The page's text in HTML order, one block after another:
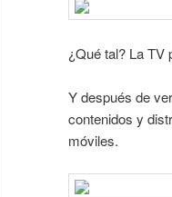
¿Qué tal? La TV
Y después de
contenidos y
móviles.